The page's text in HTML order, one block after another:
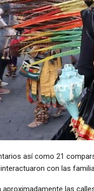
así como 21
con las
aproximadamente las